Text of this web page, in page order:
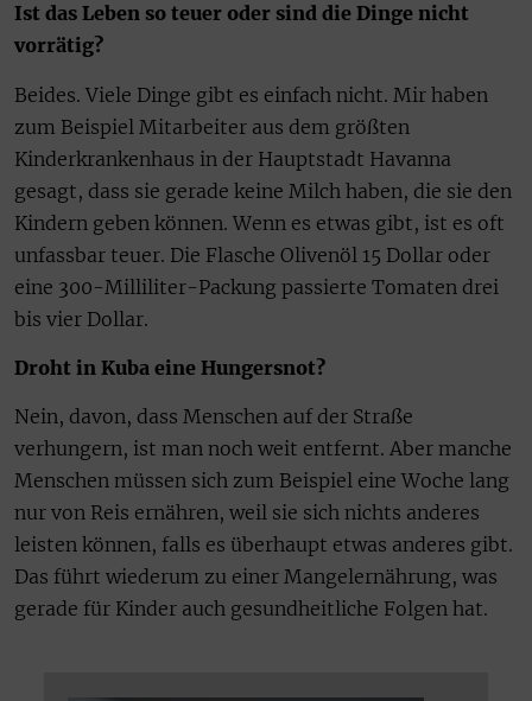
Ist das Leben so teuer oder sind die Dinge nicht
vorrätig?
Beides. Viele Dinge gibt es einfach nicht. Mir haben
zum Beispiel Mitarbeiter aus dem größten
Kinderkrankenhaus in der Hauptstadt Havanna
gesagt, dass sie gerade keine Milch haben, die sie den
Kindern geben können. Wenn es etwas gibt, ist es oft
unfassbar teuer. Die Flasche Olivenöl 15 Dollar oder
eine 300-Milliliter-Packung passierte Tomaten drei
bis vier Dollar.
Droht in Kuba eine Hungersnot?
Nein, davon, dass Menschen auf der Straße
verhungern, ist man noch weit entfernt. Aber manche
Menschen müssen sich zum Beispiel eine Woche lang
nur von Reis ernähren, weil sie sich nichts anderes
leisten können, falls es überhaupt etwas anderes gibt.
Das führt wiederum zu einer Mangelernährung, was
gerade für Kinder auch gesundheitliche Folgen hat.